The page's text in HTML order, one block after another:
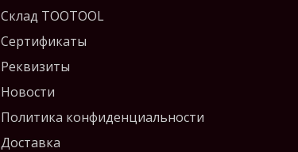
Склад TOOTOOL
Сертификаты
Реквизиты
Новости
Политика конфиденциальности
Доставка